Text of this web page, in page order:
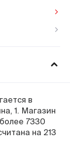
в
1. Магазин
7330
на 213